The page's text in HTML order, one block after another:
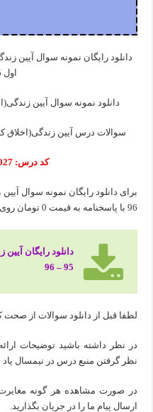
دانلود رایگان نمونه سوال آیین
اول 95 – 96
دانلود نمونه سوال آیین
سوالات درس آیین زندگی(اخلاق کاربردی)
کد درس: 1233027-1220433
96 با پاسخنامه به قیمت 0 تومان روی لینک زیر کلیک کنید
دانلود رایگان
95 – 96
لطفا قبل از دانلود سوالات از
در نظر داشته باشید توضیحات
نظر گرفتن منبع درس در نیمسال
در صورت مشاهده هر گونه مغایرت
ارسال پیام ما را در جریان بگذارید.